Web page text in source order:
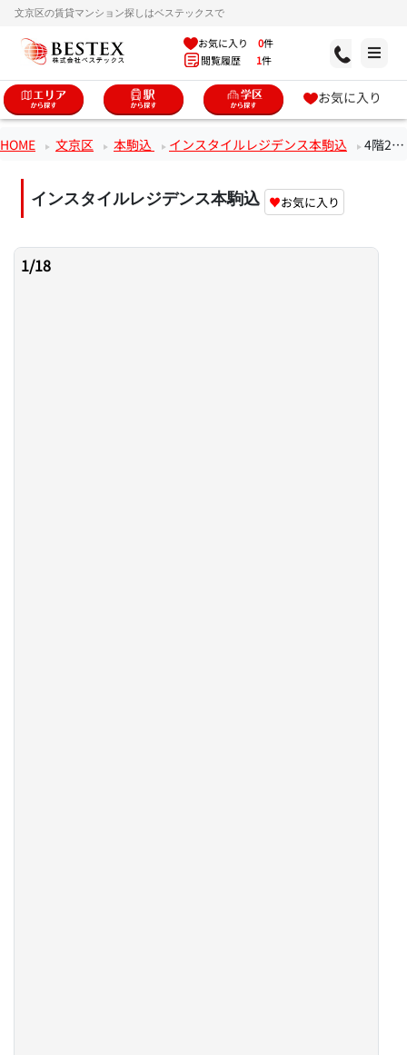
文京区の賃貸マンション探しはベステックスで
お気に入り 0件
閲覧履歴 1件
お気に入り
HOME 文京区 本駒込 インスタイルレジデンス本駒込 4階2LDKのお部屋
インスタイルレジデンス本駒込 ♥お気に入り
1/18